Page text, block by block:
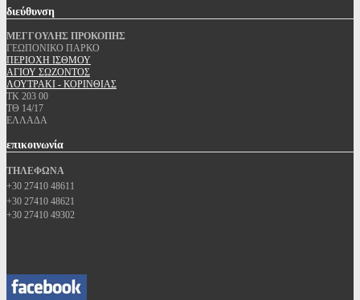
διεύθυνση
ΜΕΓΓΟΥΛΗΣ ΠΡΟΚΟΠΗΣ
ΓΕΩΠΟΝΙΚΟ ΠΑΡΚΟ
ΠΕΡΙΟΧΗ ΙΣΘΜΟΥ
ΑΓΙΟΥ ΣΩΖΟΝΤΟΣ
ΛΟΥΤΡΑΚΙ - ΚΟΡΙΝΘΙΑΣ
ΤΚ 203 00
ΤΘ 14/17
ΕΛΛΑΔΑ
επικοινωνία
ΤΗΛΕΦΩΝΑ
+30 27410 48611
+30 27410 48621
+30 27410 49302